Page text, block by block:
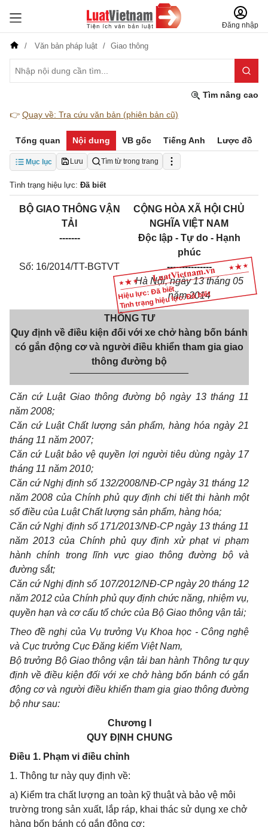
Đăng nhập
Văn bản pháp luật Giao thông
Tìm nâng cao
👉 Quay về: Tra cứu văn bản (phiên bản cũ)
Tổng quan Nội dung VB gốc Tiếng Anh Lược đồ
Mục lục Lưu Tìm từ trong trang
Tình trạng hiệu lực: Đã biết
Hiệu lực: Đã biết
Tình trạng hiệu lực: Đã biết
BỘ GIAO THÔNG VẬN
TẢI
-------
Số: 16/2014/TT-BGTVT
CỘNG HÒA XÃ HỘI CHỦ
NGHĨA VIỆT NAM
Độc lập - Tự do - Hạnh
phúc
---------------
Hà Nội, ngày 13 tháng 05
năm 2014
THÔNG TƯ
Quy định về điều kiện đối với xe chở hàng bốn bánh
có gắn động cơ và người điều khiển tham gia giao
thông đường bộ
______________________
Căn cứ Luật Giao thông đường bộ ngày 13 tháng 11
năm 2008;
Căn cứ Luật Chất lượng sản phẩm, hàng hóa ngày 21
tháng 11 năm 2007;
Căn cứ Luật bảo vệ quyền lợi người tiêu dùng ngày 17
tháng 11 năm 2010;
Căn cứ Nghị định số 132/2008/NĐ-CP ngày 31 tháng 12
năm 2008 của Chính phủ quy định chi tiết thi hành một
số điều của Luật Chất lượng sản phẩm, hàng hóa;
Căn cứ Nghị định số 171/2013/NĐ-CP ngày 13 tháng 11
năm 2013 của Chính phủ quy định xử phạt vi phạm
hành chính trong lĩnh vực giao thông đường bộ và
đường sắt;
Căn cứ Nghị định số 107/2012/NĐ-CP ngày 20 tháng 12
năm 2012 của Chính phủ quy định chức năng, nhiệm vụ,
quyền hạn và cơ cấu tổ chức của Bộ Giao thông vận tải;
Theo đề nghị của Vụ trưởng Vụ Khoa học - Công nghệ
và Cục trưởng Cục Đăng kiểm Việt Nam,
Bộ trưởng Bộ Giao thông vận tải ban hành Thông tư quy
định về điều kiện đối với xe chở hàng bốn bánh có gắn
động cơ và người điều khiển tham gia giao thông đường
bộ như sau:
Chương I
QUY ĐỊNH CHUNG
Điều 1. Phạm vi điều chỉnh
1. Thông tư này quy định về:
a) Kiểm tra chất lượng an toàn kỹ thuật và bảo vệ môi
trường trong sản xuất, lắp ráp, khai thác sử dụng xe chở
hàng bốn bánh có gắn động cơ;